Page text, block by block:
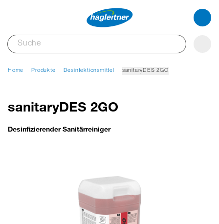
Home Produkte Desinfektionsmittel sanitaryDES 2GO
sanitaryDES 2GO
Desinfizierender Sanitärreiniger